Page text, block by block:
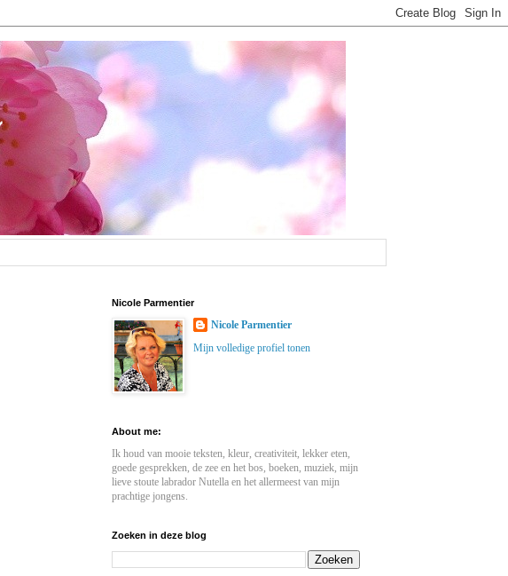
Nicole Parmentier
Nicole Parmentier
Mijn volledige profiel tonen
About me:
Ik houd van mooie teksten, kleur, creativiteit, lekker eten,
goede gesprekken, de zee en het bos, boeken, muziek, mijn
lieve stoute labrador Nutella en het allermeest van mijn
prachtige jongens.
Zoeken in deze blog